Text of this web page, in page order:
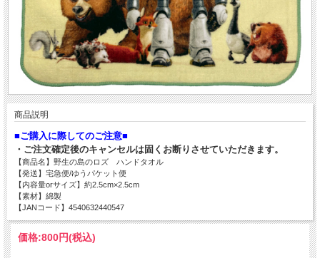
商品説明
■ご購入に際してのご注意■
・ご注文確定後のキャンセルは固くお断りさせていただきます。
【商品名】野生の島のロズ ハンドタオル
【発送】宅急便/ゆうパケット便
【内容量orサイズ】約2.5cm×2.5cm
【素材】綿製
【JANコード】4540632440547
価格:800円(税込)